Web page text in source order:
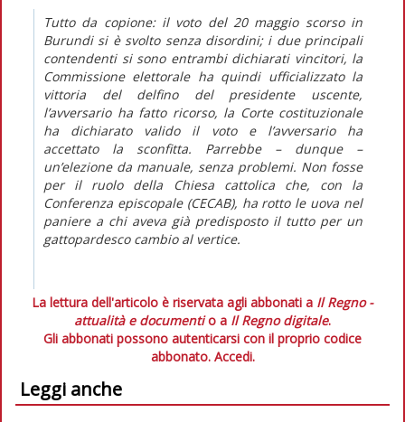
Tutto da copione: il voto del 20 maggio scorso in
Burundi si è svolto senza disordini; i due principali
contendenti si sono entrambi dichiarati vincitori, la
Commissione elettorale ha quindi ufficializzato la
vittoria del delfino del presidente uscente,
l’avversario ha fatto ricorso, la Corte costituzionale
ha dichiarato valido il voto e l’avversario ha
accettato la sconfitta. Parrebbe – dunque –
un’elezione da manuale, senza problemi. Non fosse
per il ruolo della Chiesa cattolica che, con la
Conferenza episcopale (CECAB), ha rotto le uova nel
paniere a chi aveva già predisposto il tutto per un
gattopardesco cambio al vertice.
La lettura dell'articolo è riservata agli abbonati a Il Regno -
attualità e documentio a Il Regno digitale.
Gli abbonati possono autenticarsi con il proprio codice
abbonato. Accedi.
Leggi anche